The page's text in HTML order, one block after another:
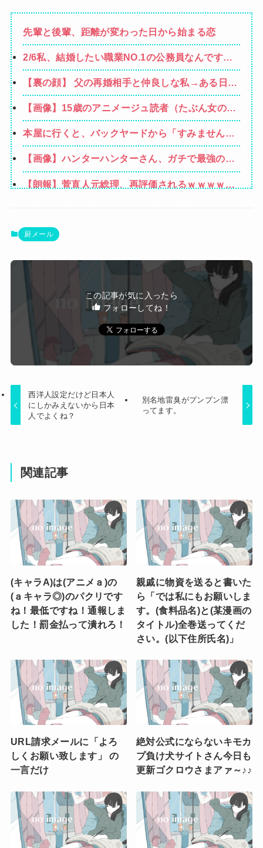
先輩と後輩、距離が変わった日から始まる恋
2/6私、結婚したい職業NO.1の公務員なんですけ
ど、嫁が子供連れて家出した。全く理由は思いつ
かないけど強いてあげるとすれば母のせいかもし
れない。嫁のせいでアトピー悪化しそう→
【裏の顔】 父の再婚相手と仲良しな私→ある日、
私の帰宅に気付かない再婚相手「血繋がってない
のに大学費用出さなきゃいけないの腹立つわ…姑
だったら先に亡くなるのに笑」私「…」
【画像】15歳のアニメージュ読者（たぶん女の
子）、うっかりガンダム富野に質問してしまい無
事に『反米』思想を叩き込まれる…
本屋に行くと、バックヤードから「すみません、
本当にすみません（泣）「でもあなた、初めてじ
ゃないしね、うちだけじゃどうしようもないか
ら」と会話が聞こえてきた→すると・・・
【画像】ハンターハンターさん、ガチで最強の新
能力を登場させてしまうｗｗｗｗｗｗｗ
【朗報】菅直人元総理、再評価されるｗｗｗｗｗ
SNSで知り合ったJK10人とS●Xしてハメ撮り770
生活保護の相談に行ったら、愛猫を手放さないと
すのは絶対に考えられない・・・
4/6私、結婚したい職業NO.1の公務員なんですけ
ど、嫁が子供連れて家出した。全く理由は思いつ
かないけど強いてあげるとすれば母のせいかもし
れない。嫁のせいでアトピー悪化しそう→
厨メール
この記事が気に入ったら
フォローしてね！
西洋人設定だけど日本人
にしかみえないから日本
人でよくね？
別名地雷臭がプンプン漂
ってます。
関連記事
(キャラA)は(アニメａ)の
(ａキャラ◎)のパクリです
ね！最低ですね！通報しま
した！罰金払って潰れろ！
親戚に物資を送ると書いた
ら「では私にもお願いしま
す。(食料品名)と(某漫画の
タイトル)全巻送ってくだ
さい。(以下住所氏名)」
URL請求メールに「よろ
しくお願い致します」 の
一言だけ
絶対公式にならないキモカ
プ負け犬サイトさん今日も
更新ゴクロウさまアァ～♪♪